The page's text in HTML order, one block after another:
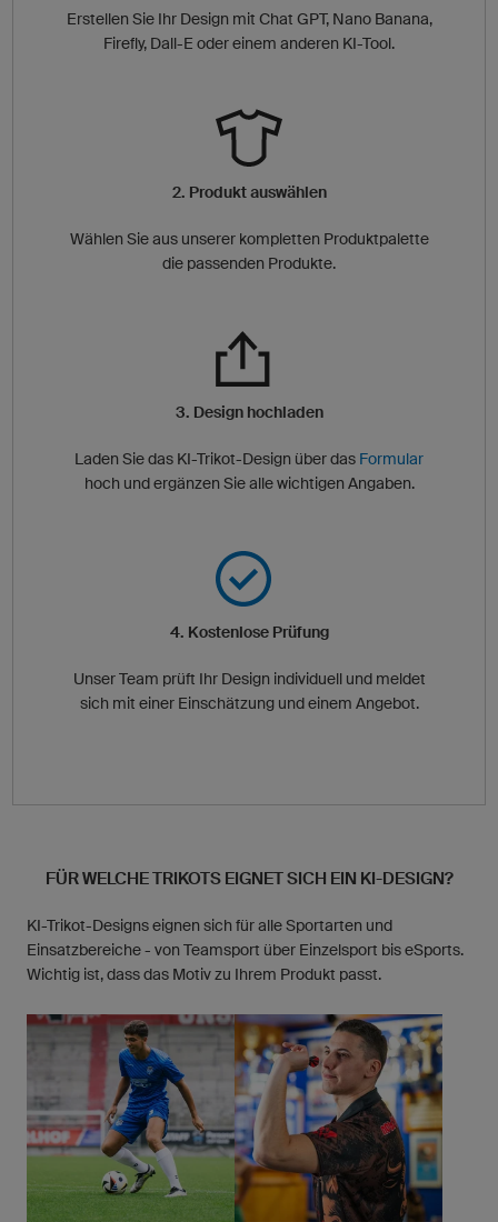
Erstellen Sie Ihr Design mit Chat GPT, Nano Banana,
Firefly, Dall-E oder einem anderen KI-Tool.
2. Produkt auswählen
Wählen Sie aus unserer kompletten Produktpalette
die passenden Produkte.
3. Design hochladen
Laden Sie das KI-Trikot-Design über das Formular
hoch und ergänzen Sie alle wichtigen Angaben.
4. Kostenlose Prüfung
Unser Team prüft Ihr Design individuell und meldet
sich mit einer Einschätzung und einem Angebot.
FÜR WELCHE TRIKOTS EIGNET SICH EIN KI-DESIGN?
KI-Trikot-Designs eignen sich für alle Sportarten und
Einsatzbereiche - von Teamsport über Einzelsport bis eSports.
Wichtig ist, dass das Motiv zu Ihrem Produkt passt.